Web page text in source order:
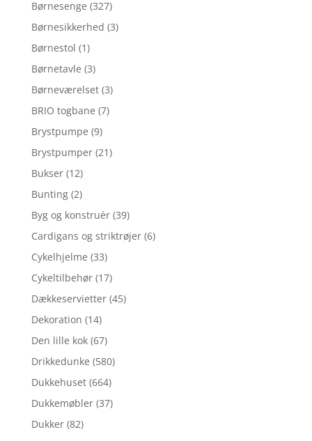
Børnesenge (327)
Børnesikkerhed (3)
Børnestol (1)
Børnetavle (3)
Børneværelset (3)
BRIO togbane (7)
Brystpumpe (9)
Brystpumper (21)
Bukser (12)
Bunting (2)
Byg og konstruér (39)
Cardigans og striktrøjer (6)
Cykelhjelme (33)
Cykeltilbehør (17)
Dækkeservietter (45)
Dekoration (14)
Den lille kok (67)
Drikkedunke (580)
Dukkehuset (664)
Dukkemøbler (37)
Dukker (82)